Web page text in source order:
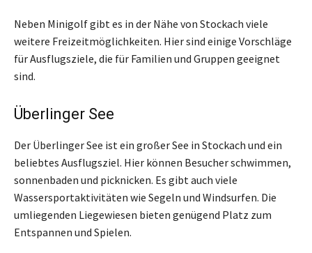
Neben Minigolf gibt es in der Nähe von Stockach viele
weitere Freizeitmöglichkeiten. Hier sind einige Vorschläge
für Ausflugsziele, die für Familien und Gruppen geeignet
sind.
Überlinger See
Der Überlinger See ist ein großer See in Stockach und ein
beliebtes Ausflugsziel. Hier können Besucher schwimmen,
sonnenbaden und picknicken. Es gibt auch viele
Wassersportaktivitäten wie Segeln und Windsurfen. Die
umliegenden Liegewiesen bieten genügend Platz zum
Entspannen und Spielen.